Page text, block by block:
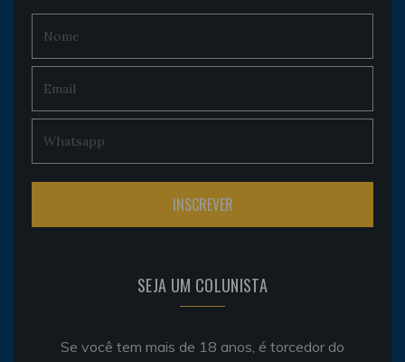
SEJA UM COLUNISTA
Se você tem mais de 18 anos, é torcedor do